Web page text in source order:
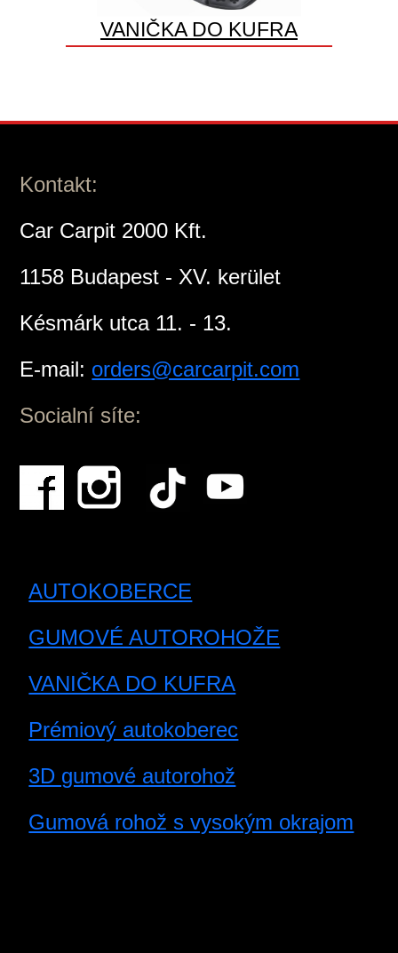
VANIČKA DO KUFRA
Kontakt:
Car Carpit 2000 Kft.
1158 Budapest - XV. kerület
Késmárk utca 11. - 13.
E-mail: orders@carcarpit.com
Socialní síte:
AUTOKOBERCE
GUMOVÉ AUTOROHOŽE
VANIČKA DO KUFRA
Prémiový autokoberec
3D gumové autorohož
Gumová rohož s vysokým okrajom